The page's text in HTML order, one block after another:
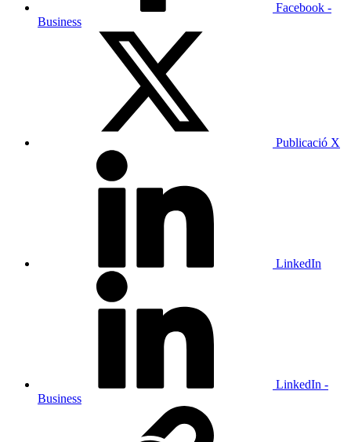
Facebook -
Business
Publicació X
LinkedIn
LinkedIn -
Business